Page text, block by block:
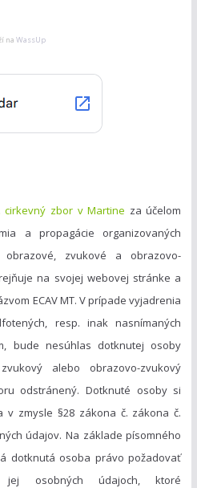
na WassUp
cirkevný zbor v Martine za účelom
a propagácie organizovaných
obrazové, zvukové a obrazovo-
na svojej webovej stránke a
ECAV MT. V prípade vyjadrenia
resp. inak nasnímaných
bude nesúhlas dotknutej osoby
alebo obrazovo-zvukový
odstránený. Dotknuté osoby si
v zmysle §28 zákona č. zákona č.
údajov. Na základe písomného
dotknutá osoba právo požadovať
osobných údajoch, ktoré